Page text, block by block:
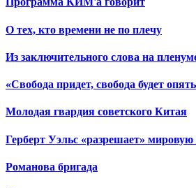
О тех, кто времени не по плечу
Из заключительного слова на
«Свобода придет, свобода будет
Молодая гвардия советского Китая
Герберт Уэльс «разрешает»
Романова бригада